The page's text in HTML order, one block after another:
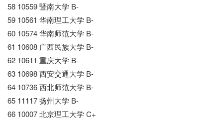
58 10559 暨南大学 B-
59 10561 华南理工大学 B-
60 10574 华南师范大学 B-
61 10608 广西民族大学 B-
62 10611 重庆大学 B-
63 10698 西安交通大学 B-
64 10736 西北师范大学 B-
65 11117 扬州大学 B-
66 10007 北京理工大学 C+